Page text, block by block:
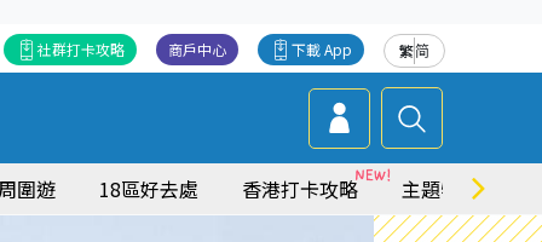
繁简
下載 App
商戶中心
社群打卡攻略
圍遊 18區好去處 香港打卡攻略 主題特集